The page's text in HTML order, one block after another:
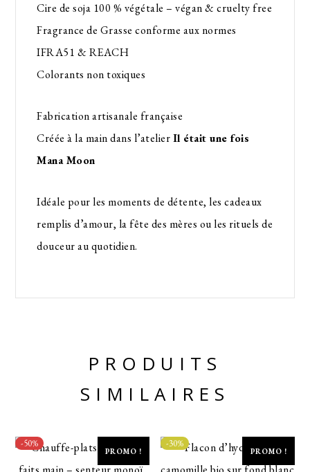
Cire de soja 100 % végétale – végan & cruelty free
Fragrance de Grasse conforme aux normes
IFRA51 & REACH
Colorants non toxiques
Fabrication artisanale française
Créée à la main dans l’atelierIl était une fois
Mana Moon
Idéale pour les moments de détente, les cadeaux
remplis d’amour, la fête des mères ou les rituels de
douceur au quotidien.
PRODUITS
SIMILAIRES
PROMO !
-50%
PROMO !
-30%